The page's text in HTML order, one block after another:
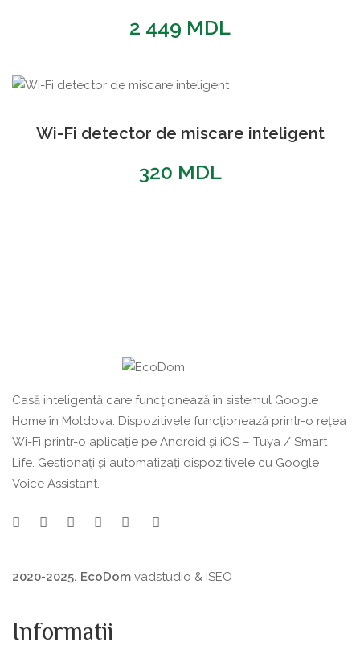
2 449 MDL
Wi-Fi detector de miscare inteligent
320 MDL
Casă inteligentă care funcționează în sistemul Google
Home în Moldova. Dispozitivele funcționează printr-o rețea
Wi-Fi printr-o aplicație pe Android și iOS – Tuya / Smart
Life. Gestionați și automatizați dispozitivele cu Google
Voice Assistant.
2020-2025. EcoDom vadstudio & iSEO
Informatii